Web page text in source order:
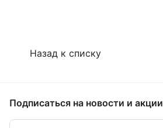
Назад к списку
Подписаться на новости и акции